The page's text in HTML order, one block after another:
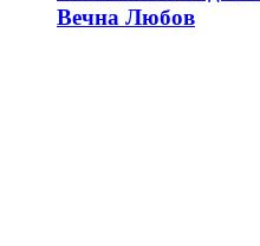
Вечна Любов